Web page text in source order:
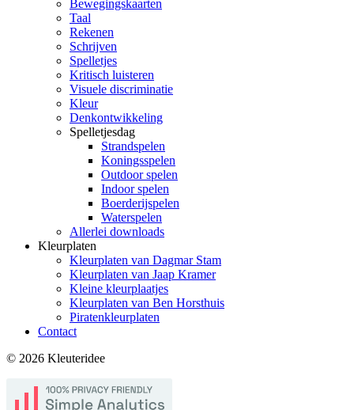
Bewegingskaarten
Taal
Rekenen
Schrijven
Spelletjes
Kritisch luisteren
Visuele discriminatie
Kleur
Denkontwikkeling
Spelletjesdag
Strandspelen
Koningsspelen
Outdoor spelen
Indoor spelen
Boerderijspelen
Waterspelen
Allerlei downloads
Kleurplaten
Kleurplaten van Dagmar Stam
Kleurplaten van Jaap Kramer
Kleine kleurplaatjes
Kleurplaten van Ben Horsthuis
Piratenkleurplaten
Contact
© 2026 Kleuteridee